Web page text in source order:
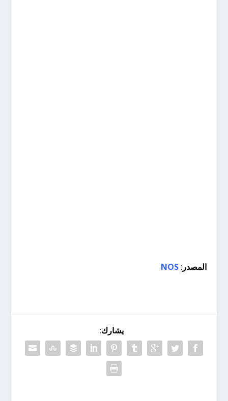
المصدر :
NOS
يشارك: